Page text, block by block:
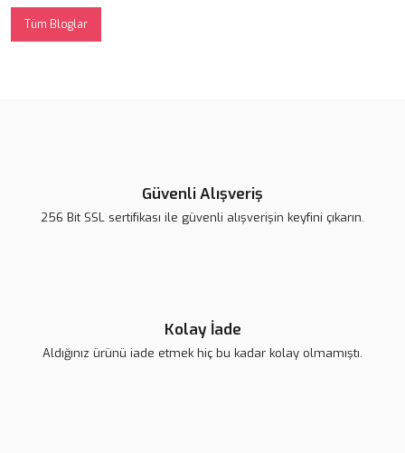
Tüm Bloglar
Güvenli Alışveriş
256 Bit SSL sertifikası ile güvenli alışverişin keyfini çıkarın.
Kolay İade
Aldığınız ürünü iade etmek hiç bu kadar kolay olmamıştı.